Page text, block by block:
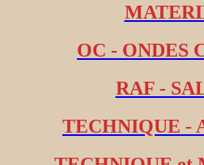
OC - ONDES
RAF -
TECHNIQUE -